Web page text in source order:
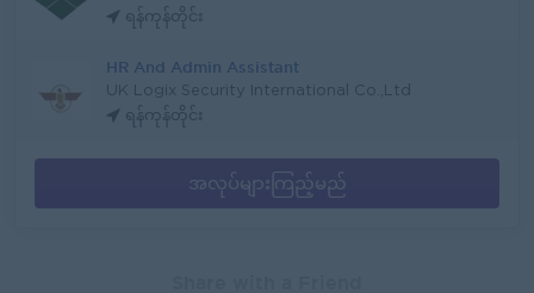
ရန်ကုန်တိုင်း
HR And Admin Assistant
UK Logix Security International Co.,Ltd
ရန်ကုန်တိုင်း
အလုပ်များကြည့်မည်